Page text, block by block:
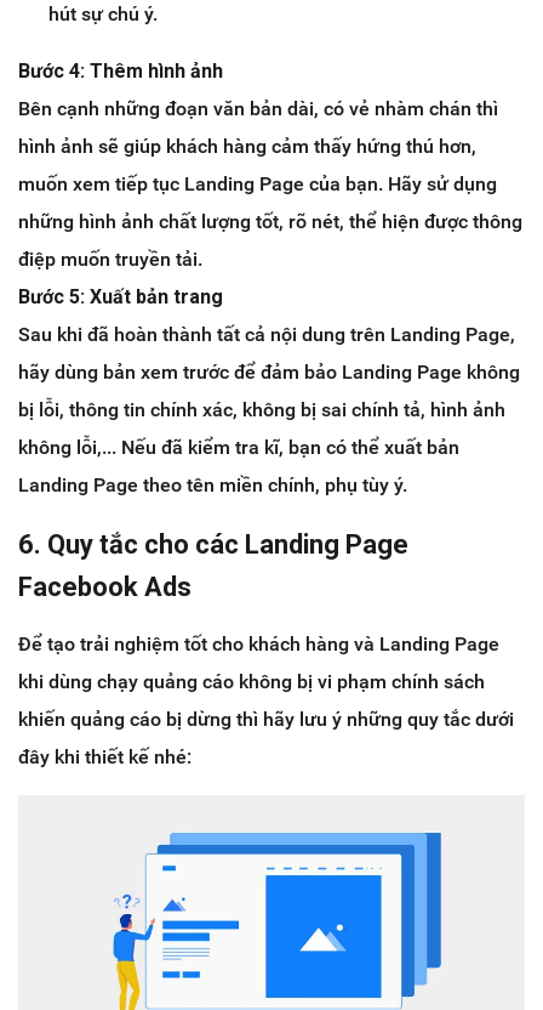
hút sự chú ý.
Bước 4: Thêm hình ảnh
Bên cạnh những đoạn văn bản dài, có vẻ nhàm chán thì
hình ảnh sẽ giúp khách hàng cảm thấy hứng thú hơn,
muốn xem tiếp tục Landing Page của bạn. Hãy sử dụng
những hình ảnh chất lượng tốt, rõ nét, thể hiện được thông
điệp muốn truyền tải.
Bước 5: Xuất bản trang
Sau khi đã hoàn thành tất cả nội dung trên Landing Page,
hãy dùng bản xem trước để đảm bảo Landing Page không
bị lỗi, thông tin chính xác, không bị sai chính tả, hình ảnh
không lỗi,... Nếu đã kiểm tra kĩ, bạn có thể xuất bản
Landing Page theo tên miền chính, phụ tùy ý.
6. Quy tắc cho các Landing Page
Facebook Ads
Để tạo trải nghiệm tốt cho khách hàng và Landing Page
khi dùng chạy quảng cáo không bị vi phạm chính sách
khiến quảng cáo bị dừng thì hãy lưu ý những quy tắc dưới
đây khi thiết kế nhé: